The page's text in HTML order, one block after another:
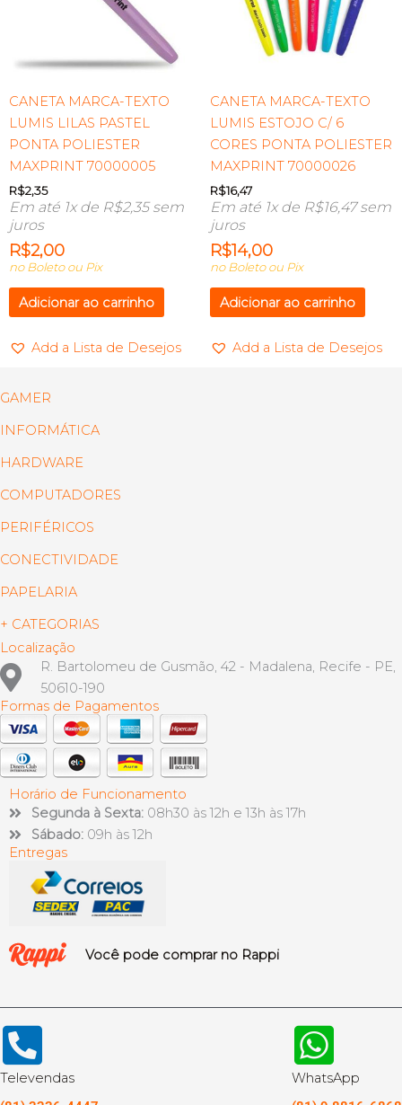
CANETA MARCA-TEXTO
LUMIS LILAS PASTEL
PONTA POLIESTER
MAXPRINT 70000005
R$2,35
Em até 1x de R$2,35sem
juros
R$2,00
no Boleto ou Pix
Adicionar ao carrinho
Add a Lista de Desejos
CANETA MARCA-TEXTO
LUMIS ESTOJO C/ 6
CORES PONTA POLIESTER
MAXPRINT 70000026
R$16,47
Em até 1x de R$16,47sem
juros
R$14,00
no Boleto ou Pix
Adicionar ao carrinho
Add a Lista de Desejos
GAMER
INFORMÁTICA
HARDWARE
COMPUTADORES
PERIFÉRICOS
CONECTIVIDADE
PAPELARIA
+ CATEGORIAS
Localização
R. Bartolomeu de Gusmão, 42 - Madalena, Recife - PE,
50610-190
Formas de Pagamentos
Horário de Funcionamento
Segunda à Sexta: 08h30 às 12h e 13h às 17h
Sábado: 09h às 12h
Entregas
Você pode comprar no Rappi
Televendas
WhatsApp